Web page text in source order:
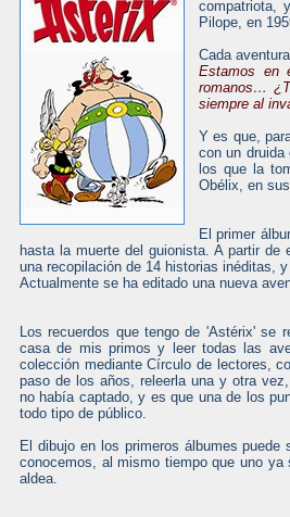
compatriota,
Pilope, en
Cada
Estamos en
romanos…
siempre al
Y es que,
con un druida
los que la
Obélix, en
El primer
hasta la muerte del guionista. A partir
una recopilación de 14 historias inéditas,
Actualmente se ha editado una nueva
Los recuerdos que tengo de 'Astérix' se
casa de mis primos y leer todas las
colección mediante Círculo de lectores,
paso de los años, releerla una y otra
no había captado, y es que una de los
todo tipo de público.
El dibujo en los primeros álbumes
conocemos, al mismo tiempo que uno
aldea.